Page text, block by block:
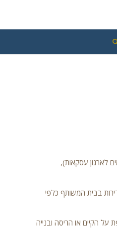
לארגון עסקאות),
בבית המשותף כלפי
הדירות לעסקת התחדשות עירונית תמ"א 38 במסלול תוספת על הקיים או הריסה ובנייה